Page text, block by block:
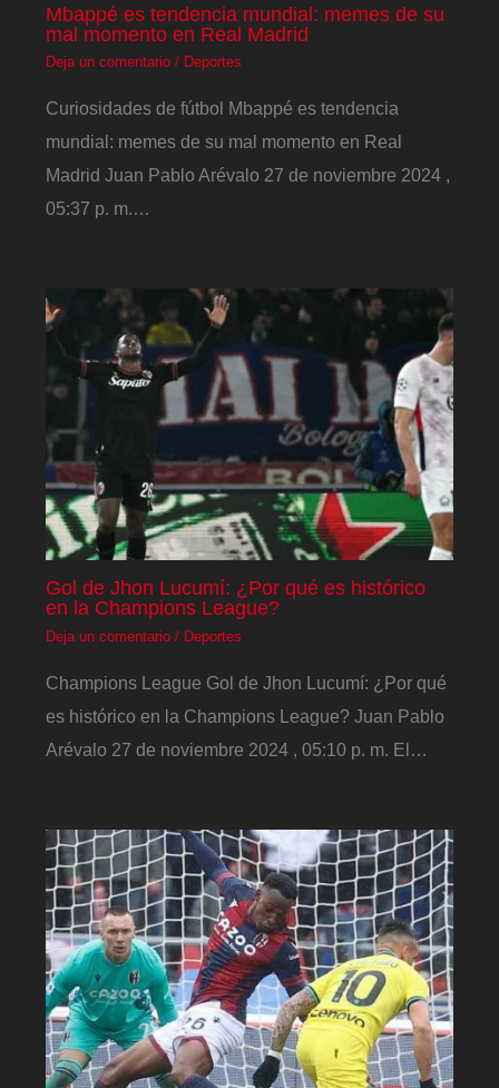
Mbappé es tendencia mundial: memes de su
mal momento en Real Madrid
Deja un comentario / Deportes
Curiosidades de fútbol Mbappé es tendencia
mundial: memes de su mal momento en Real
Madrid Juan Pablo Arévalo 27 de noviembre 2024 ,
05:37 p. m.…
Gol de Jhon Lucumí: ¿Por qué es histórico
en la Champions League?
Deja un comentario / Deportes
Champions League Gol de Jhon Lucumí: ¿Por qué
es histórico en la Champions League? Juan Pablo
Arévalo 27 de noviembre 2024 , 05:10 p. m. El…